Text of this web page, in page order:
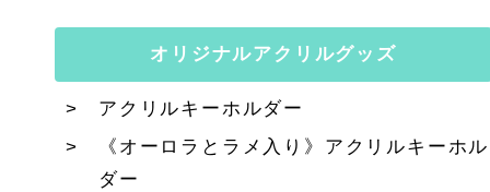
オリジナルアクリルグッズ
アクリルキーホルダー
《オーロラとラメ入り》アクリルキーホル
ダー